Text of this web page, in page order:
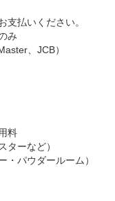
支払いください。
み
、JCB）
用料
ターなど）
・パウダールーム）